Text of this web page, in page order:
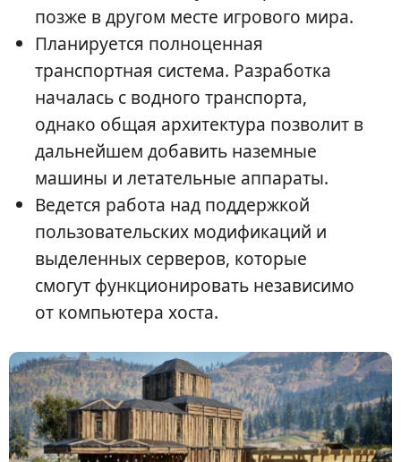
позже в другом месте игрового мира.
Планируется полноценная
транспортная система. Разработка
началась с водного транспорта,
однако общая архитектура позволит в
дальнейшем добавить наземные
машины и летательные аппараты.
Ведется работа над поддержкой
пользовательских модификаций и
выделенных серверов, которые
смогут функционировать независимо
от компьютера хоста.